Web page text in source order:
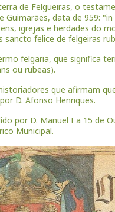
de Felgueiras, o
data de 959:
igrejas e herdades do
felice de felgeiras
felgaria, que significa
ou rubeas).
que afirmam
D. Afonso Henriques.
por D. Manuel I a 15 de
Municipal.